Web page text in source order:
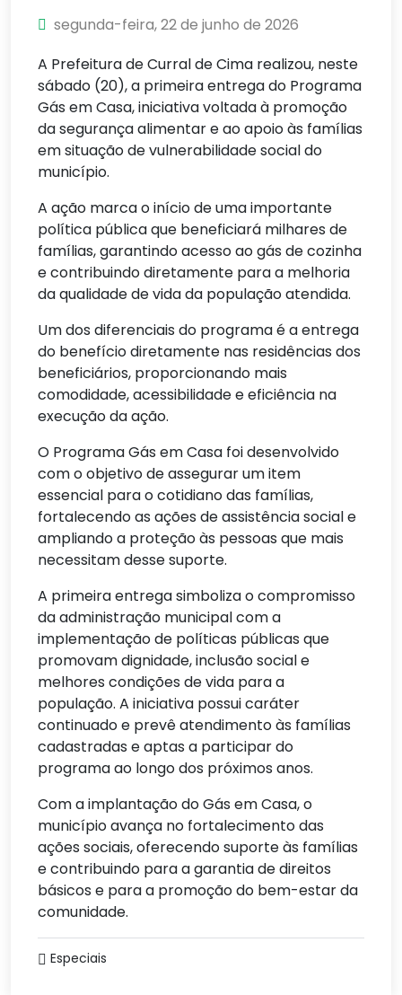
segunda-feira, 22 de junho de 2026
A Prefeitura de Curral de Cima realizou, neste
sábado (20), a primeira entrega do Programa
Gás em Casa, iniciativa voltada à promoção
da segurança alimentar e ao apoio às famílias
em situação de vulnerabilidade social do
município.
A ação marca o início de uma importante
política pública que beneficiará milhares de
famílias, garantindo acesso ao gás de cozinha
e contribuindo diretamente para a melhoria
da qualidade de vida da população atendida.
Um dos diferenciais do programa é a entrega
do benefício diretamente nas residências dos
beneficiários, proporcionando mais
comodidade, acessibilidade e eficiência na
execução da ação.
O Programa Gás em Casa foi desenvolvido
com o objetivo de assegurar um item
essencial para o cotidiano das famílias,
fortalecendo as ações de assistência social e
ampliando a proteção às pessoas que mais
necessitam desse suporte.
A primeira entrega simboliza o compromisso
da administração municipal com a
implementação de políticas públicas que
promovam dignidade, inclusão social e
melhores condições de vida para a
população. A iniciativa possui caráter
continuado e prevê atendimento às famílias
cadastradas e aptas a participar do
programa ao longo dos próximos anos.
Com a implantação do Gás em Casa, o
município avança no fortalecimento das
ações sociais, oferecendo suporte às famílias
e contribuindo para a garantia de direitos
básicos e para a promoção do bem-estar da
comunidade.
Especiais